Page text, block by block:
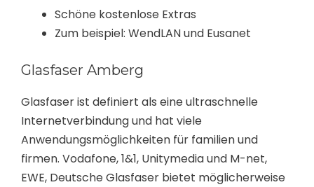
Schöne kostenlose Extras
Zum beispiel: WendLAN und Eusanet
Glasfaser Amberg
Glasfaser ist definiert als eine ultraschnelle
Internetverbindung und hat viele
Anwendungsmöglichkeiten für familien und
firmen. Vodafone, 1&1, Unitymedia und M-net,
EWE, Deutsche Glasfaser bietet möglicherweise